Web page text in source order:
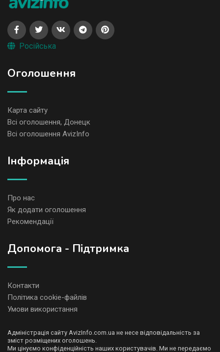
Російська
Оголошення
Карта сайту
Всі оголошення, Донецк
Всі оголошення AvizInfo
Iнформація
Про нас
Як додати оголошення
Рекомендації
Допомога - Підтримка
Контакти
Політика cookie-файлів
Умови використання
Адміністрація сайту AvizInfo.com.ua не несе відповідальність за
зміст розміщених оголошень.
Ми цінуємо конфіденційність наших користувачів. Ми не передаємо